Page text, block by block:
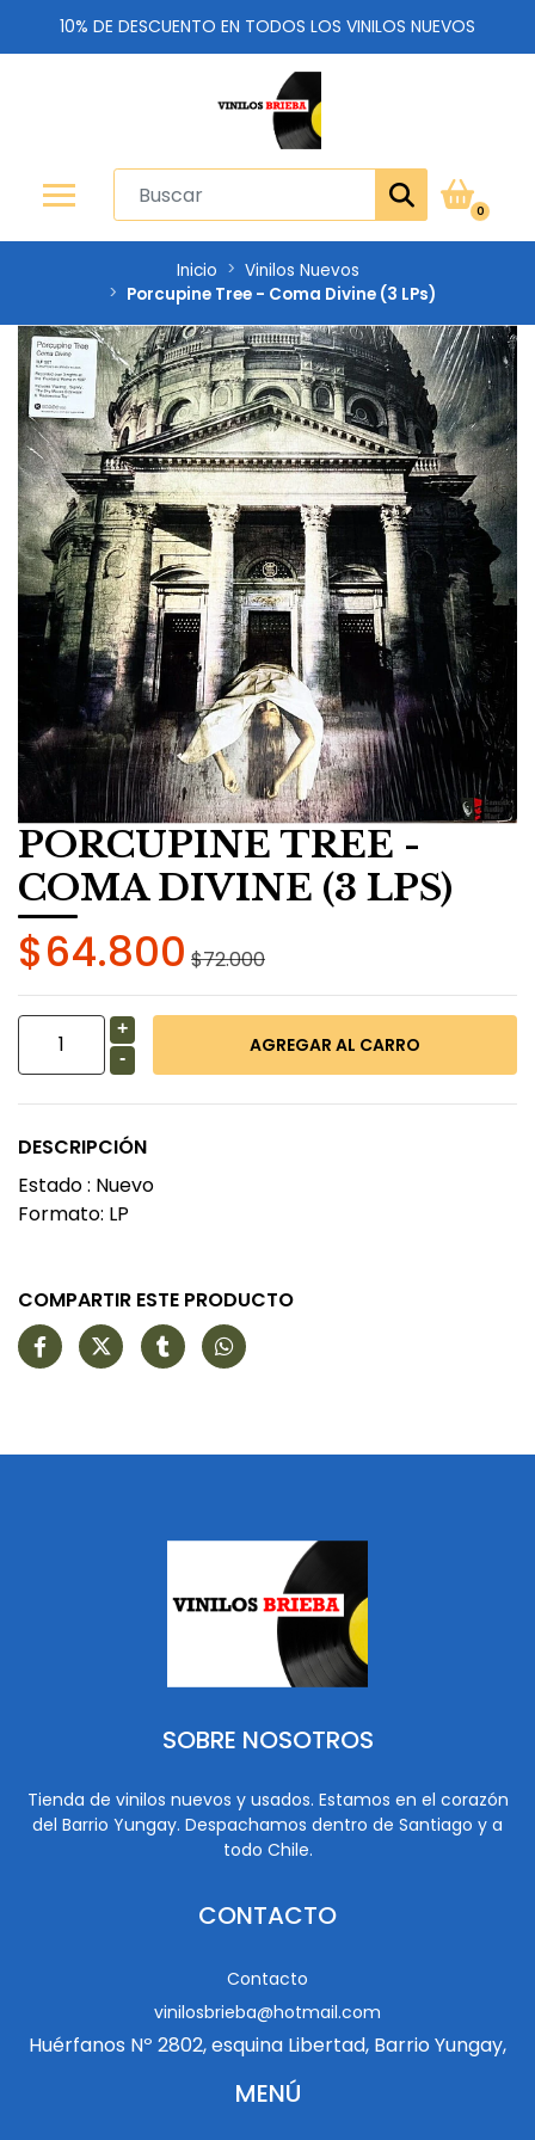
10% DE DESCUENTO EN TODOS LOS VINILOS NUEVOS
0
Inicio
Vinilos Nuevos
Porcupine Tree - Coma Divine (3 LPs)
PORCUPINE TREE -
COMA DIVINE (3 LPS)
$64.800 $72.000
+
-
DESCRIPCIÓN
Estado : Nuevo
Formato: LP
COMPARTIR ESTE PRODUCTO
SOBRE NOSOTROS
Tienda de vinilos nuevos y usados. Estamos en el corazón
del Barrio Yungay. Despachamos dentro de Santiago y a
todo Chile.
CONTACTO
Contacto
vinilosbrieba@hotmail.com
Huérfanos Nº 2802, esquina Libertad, Barrio Yungay,
MENÚ